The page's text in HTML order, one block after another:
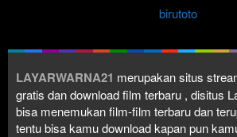
birutoto
LAYARWARNA21 merupakan situs
gratis dan download film terbaru , disitus
bisa menemukan film-film terbaru dan
tentu bisa kamu download kapan pun